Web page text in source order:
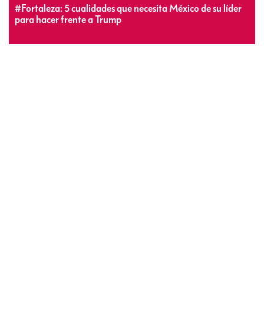
#Fortaleza: 5 cualidades que necesita México de su líder
para hacer frente a Trump